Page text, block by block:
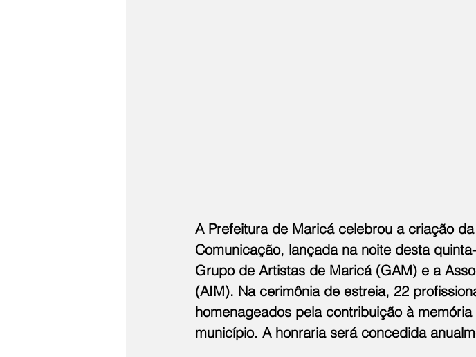
A Prefeitura de Maricá celebrou a criação
Comunicação, lançada na noite desta
Grupo de Artistas de Maricá (GAM) e a
(AIM). Na cerimônia de estreia, 22
homenageados pela contribuição à
município. A honraria será concedida